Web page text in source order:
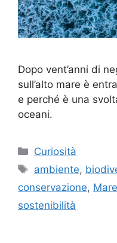
Dopo vent’anni di
sull’alto mare è
e perché è una
oceani.
Categorie
Curiosità
Tag
ambiente,
conservazione, Mare
sostenibilità